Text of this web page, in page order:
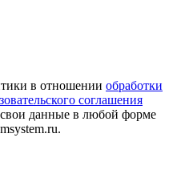
в отношении обработки
соглашения
свои данные в любой форме